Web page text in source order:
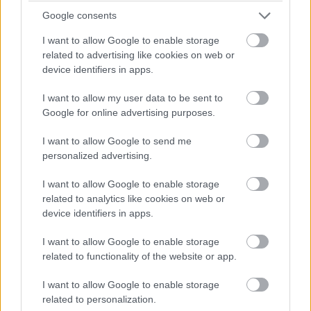
Google consents
I want to allow Google to enable storage
related to advertising like cookies on web or
device identifiers in apps.
I want to allow my user data to be sent to
Google for online advertising purposes.
I want to allow Google to send me
personalized advertising.
I want to allow Google to enable storage
related to analytics like cookies on web or
device identifiers in apps.
I want to allow Google to enable storage
related to functionality of the website or app.
I want to allow Google to enable storage
related to personalization.
PRO csomag nélkül is opció lehet bárki számára.
trendeket a fiatalok elvárásai (X)
A diákoknak már nem elég a magas órabér,
rugalmasságot is várnak.
#cristo share
Fejlett technológiákkal kutatják